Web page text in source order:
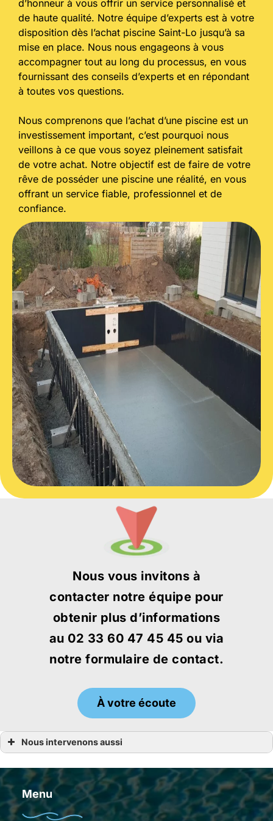
d’honneur à vous offrir un service personnalisé et
de haute qualité. Notre équipe d’experts est à votre
disposition dès l’achat piscine Saint-Lo jusqu’à sa
mise en place. Nous nous engageons à vous
accompagner tout au long du processus, en vous
fournissant des conseils d’experts et en répondant
à toutes vos questions.
Nous comprenons que l’achat d’une piscine est un
investissement important, c’est pourquoi nous
veillons à ce que vous soyez pleinement satisfait
de votre achat. Notre objectif est de faire de votre
rêve de posséder une piscine une réalité, en vous
offrant un service fiable, professionnel et de
confiance.
Nous vous invitons à
contacter notre équipe pour
obtenir plus d’informations
au 02 33 60 47 45 45 ou via
notre formulaire de contact.
À votre écoute
Nous intervenons aussi
Achat piscine Bégard
Achat piscine Guingamp
Achat piscine Lannion
Achat piscine Dinard
Achat piscine Dinan
Achat piscine Cancale
Menu